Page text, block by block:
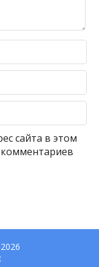
сайта в этом